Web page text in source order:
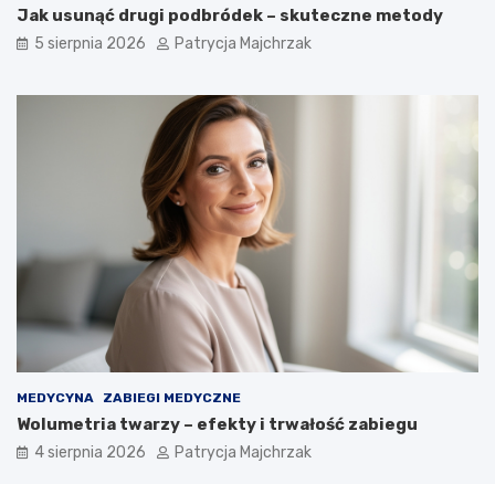
Jak usunąć drugi podbródek – skuteczne metody
5 sierpnia 2026 Patrycja Majchrzak
MEDYCYNA ZABIEGI MEDYCZNE
Wolumetria twarzy – efekty i trwałość zabiegu
4 sierpnia 2026 Patrycja Majchrzak